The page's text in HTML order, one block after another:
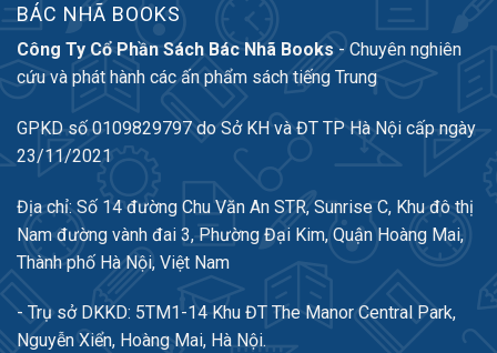
BÁC NHÃ BOOKS
Công Ty Cổ Phần Sách Bác Nhã Books - Chuyên nghiên
cứu và phát hành các ấn phẩm sách tiếng Trung
GPKD số 0109829797 do Sở KH và ĐT TP Hà Nội cấp ngày
23/11/2021
Địa chỉ: Số 14 đường Chu Văn An STR, Sunrise C, Khu đô thị
Nam đường vành đai 3, Phường Đại Kim, Quận Hoàng Mai,
Thành phố Hà Nội, Việt Nam
- Trụ sở DKKD: 5TM1-14 Khu ĐT The Manor Central Park,
Nguyễn Xiển, Hoàng Mai, Hà Nội.